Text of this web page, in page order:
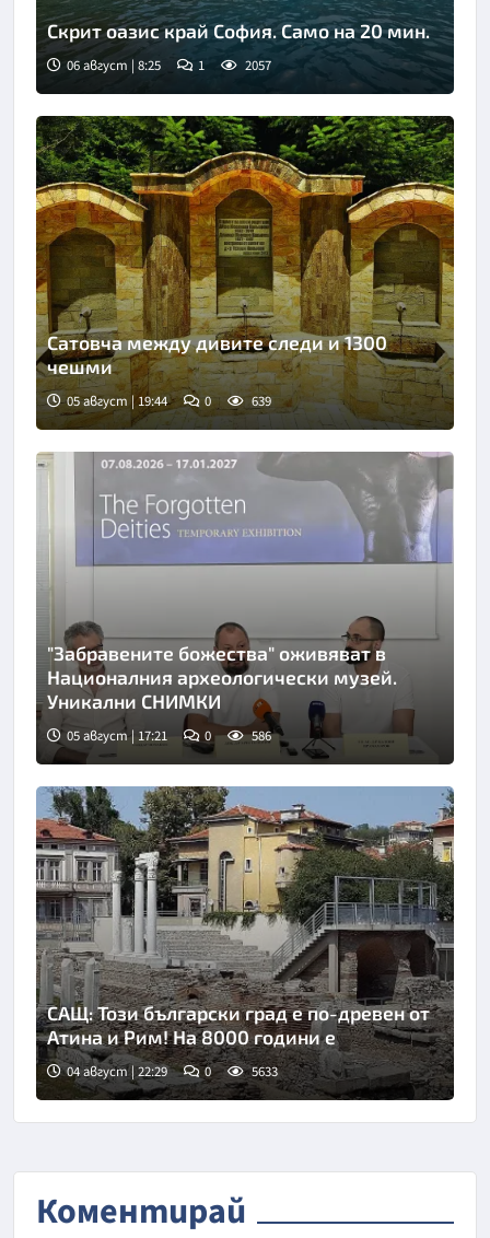
Скрит оазис край София. Само на 20 мин.
06 август | 8:25 1 2057
Сатовча между дивите следи и 1300
чешми
05 август | 19:44 0 639
"Забравените божества" оживяват в
Националния археологически музей.
Уникални СНИМКИ
05 август | 17:21 0 586
САЩ: Този български град е по-древен от
Атина и Рим! На 8000 години е
04 август | 22:29 0 5633
Коментирай